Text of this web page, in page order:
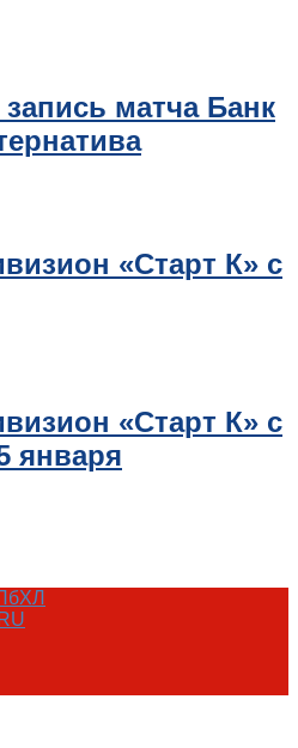
матча Банк
«Старт К» с
«Старт К» с
января